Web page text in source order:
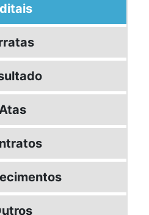
Atas